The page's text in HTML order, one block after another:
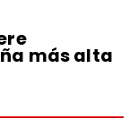
más alta